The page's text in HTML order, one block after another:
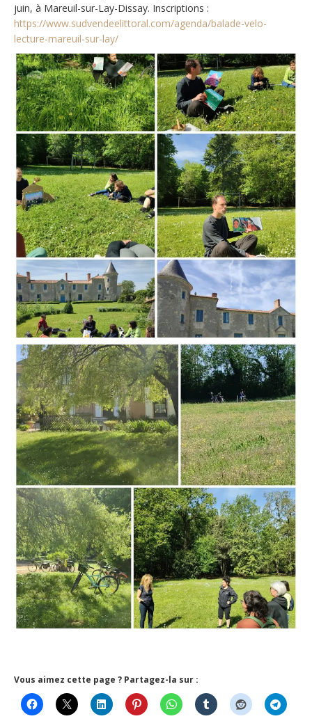
juin, à Mareuil-sur-Lay-Dissay. Inscriptions :
https://www.sudvendeelittoral.com/agenda/balade-velo-
lecture-mareuil-sur-lay/
Vous aimez cette page ? Partagez-la sur :